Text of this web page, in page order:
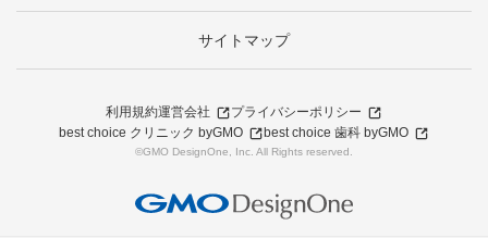
サイトマップ
利用規約運営会社
プライバシーポリシー
best choice クリニック byGMO
best choice 歯科 byGMO
©GMO DesignOne, Inc. All Rights reserved.